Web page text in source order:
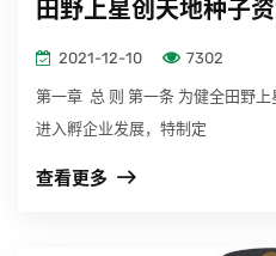
田野上星创天地种子
2021-12-10 7302
第一章 总 则 第一条 为健全田野
进入孵企业发展，特制定
查看更多